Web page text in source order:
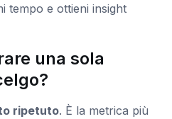
tempo e ottieni insight
una sola
ripetuto. È la metrica più